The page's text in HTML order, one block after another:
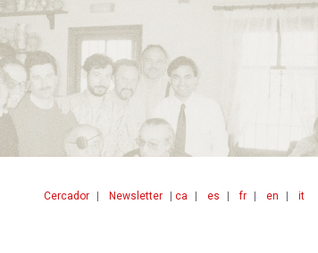
ca es fr en it
Cercador Newsletter